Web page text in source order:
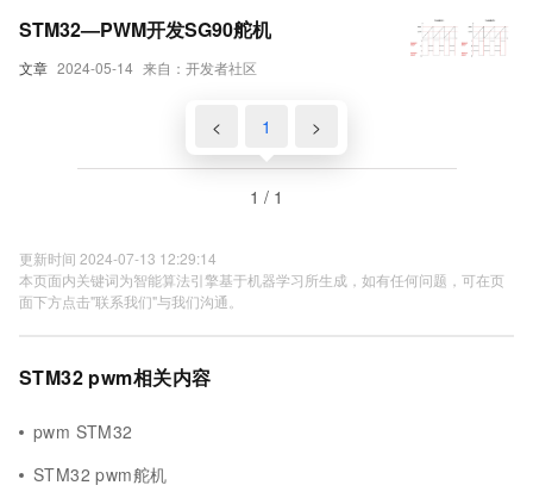
文章 2024-05-14 来自：开发者社区
STM32—PWM开发SG90舵机
< 1 >
1 / 1
更新时间 2024-07-13 12:29:14
本页面内关键词为智能算法引擎基于机器学习所生成，如有任何问题，可在页
面下方点击"联系我们"与我们沟通。
STM32 pwm相关内容
pwm STM32
STM32 pwm舵机